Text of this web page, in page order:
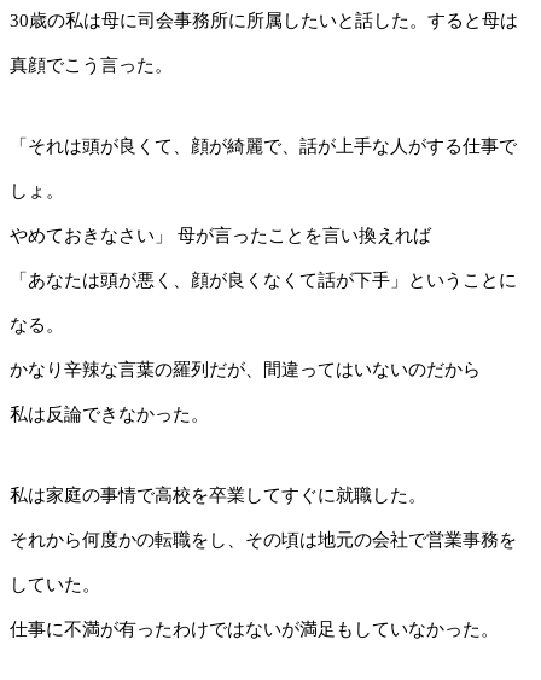
30歳の私は母に司会事務所に所属したいと話した。すると母は
真顔でこう言った。
「それは頭が良くて、顔が綺麗で、話が上手な人がする仕事で
しょ。
やめておきなさい」 母が言ったことを言い換えれば
「あなたは頭が悪く、顔が良くなくて話が下手」ということに
なる。
かなり辛辣な言葉の羅列だが、間違ってはいないのだから
私は反論できなかった。
私は家庭の事情で高校を卒業してすぐに就職した。
それから何度かの転職をし、その頃は地元の会社で営業事務を
していた。
仕事に不満が有ったわけではないが満足もしていなかった。